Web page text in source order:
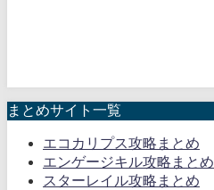
まとめサイト一覧
エコカリプス攻略まとめ
エンゲージキル攻略まとめ
スターレイル攻略まとめ